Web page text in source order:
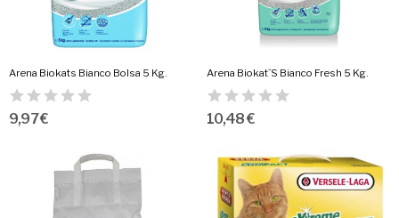
Arena Biokats Bianco Bolsa 5 Kg.
9,97 €
Arena Biokat´S Bianco Fresh 5 Kg.
10,48 €